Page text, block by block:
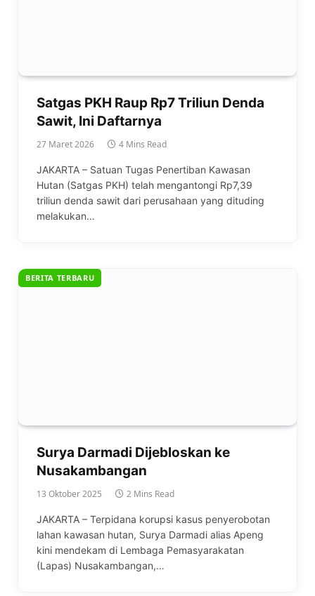
Satgas PKH Raup Rp7 Triliun Denda
Sawit, Ini Daftarnya
27 Maret 2026 4 Mins Read
JAKARTA – Satuan Tugas Penertiban Kawasan
Hutan (Satgas PKH) telah mengantongi Rp7,39
triliun denda sawit dari perusahaan yang dituding
melakukan…
BERITA TERBARU
Surya Darmadi Dijebloskan ke
Nusakambangan
13 Oktober 2025 2 Mins Read
JAKARTA – Terpidana korupsi kasus penyerobotan
lahan kawasan hutan, Surya Darmadi alias Apeng
kini mendekam di Lembaga Pemasyarakatan
(Lapas) Nusakambangan,…